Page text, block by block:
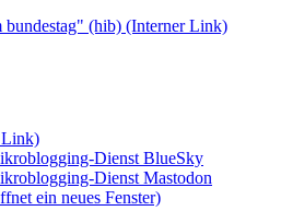
bundestag" (hib) (Interner Link)
Link)
Dienst BlueSky
Dienst Mastodon
ein neues Fenster)